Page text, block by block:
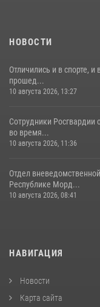
НОВОСТИ
Отличились и в спорте,
прошед...
10 августа 2026, 13:27
Сотрудники Росгвардии
во время...
10 августа 2026, 11:36
Отдел
Республике Морд...
10 августа 2026, 08:41
НАВИГАЦИЯ
Новости
Карта сайта